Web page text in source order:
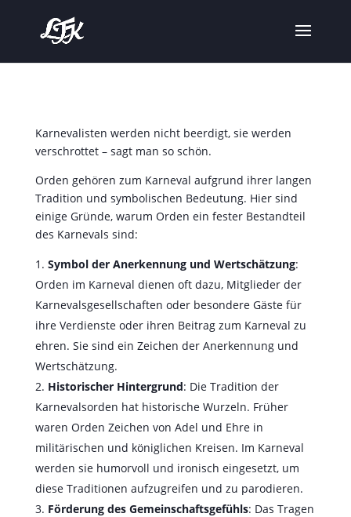
Karnevalisten werden nicht beerdigt, sie werden
verschrottet – sagt man so schön.
Orden gehören zum Karneval aufgrund ihrer langen
Tradition und symbolischen Bedeutung. Hier sind
einige Gründe, warum Orden ein fester Bestandteil
des Karnevals sind:
Symbol der Anerkennung und Wertschätzung:
Orden im Karneval dienen oft dazu, Mitglieder der
Karnevalsgesellschaften oder besondere Gäste für
ihre Verdienste oder ihren Beitrag zum Karneval zu
ehren. Sie sind ein Zeichen der Anerkennung und
Wertschätzung.
Historischer Hintergrund: Die Tradition der
Karnevalsorden hat historische Wurzeln. Früher
waren Orden Zeichen von Adel und Ehre in
militärischen und königlichen Kreisen. Im Karneval
werden sie humorvoll und ironisch eingesetzt, um
diese Traditionen aufzugreifen und zu parodieren.
Förderung des Gemeinschaftsgefühls: Das Tragen